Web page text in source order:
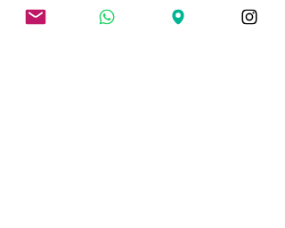
Leitura imprescindível.